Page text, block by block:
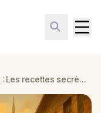
Old Town Brussels : Les recettes secrètes de la bière